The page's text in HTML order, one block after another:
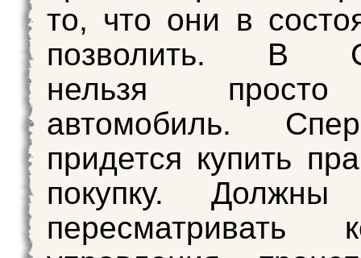
то, что они в
позволить. В
нельзя просто
автомобиль.
придется купить
покупку.
пересматривать